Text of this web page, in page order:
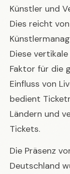
Künstler und
Dies reicht
Diese
Faktor für die
Einfluss von
bedient
Ländern und
Tickets.
Die Präsenz
Deutschland